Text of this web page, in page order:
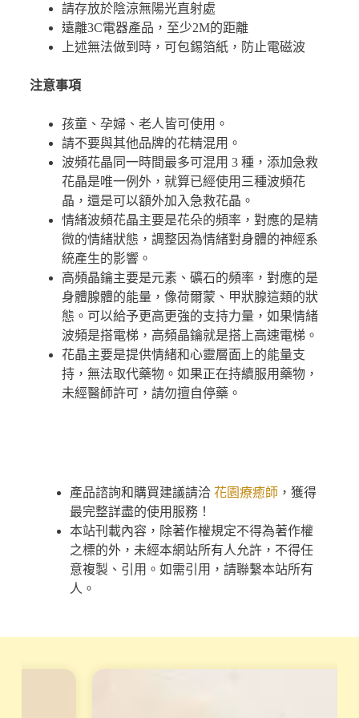
請存放於陰涼無陽光直射處
遠離3C電器產品，至少2M的距離
上述無法做到時，可包錫箔紙，防止電磁波
注意事項
孩童、孕婦、老人皆可使用。
請不要與其他品牌的花精混用。
波頻花晶同一時間最多可混用 3 種，添加急救
花晶是唯一例外，就算已經使用三種波頻花
晶，還是可以額外加入急救花晶。
情緒波頻花晶主要是花朵的頻率，對應的是精
微的情緒狀態，調整因為情緒對身體的神經系
統產生的影響。
高頻晶鑰主要是元素、礦石的頻率，對應的是
身體腺體的能量，像荷爾蒙、甲狀腺這類的狀
態。可以給予更高更強的支持力量，如果情緒
波頻是搭電梯，高頻晶鑰就是搭上高速電梯。
花晶主要是提供情緒和心靈層面上的能量支
持，無法取代藥物。如果正在持續服用藥物，
未經醫師許可，請勿擅自停藥。
產品諮詢和購買建議請洽 花園療癒師 ，獲得
最完整詳盡的使用服務！
本站刊載內容，除著作權規定不得為著作權
之標的外，未經本網站所有人允許，不得任
意複製、引用。如需引用，請聯繫本站所有
人。